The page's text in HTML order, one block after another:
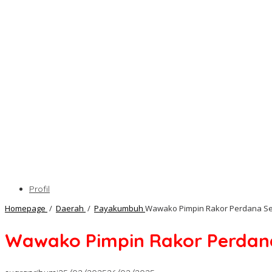
Profil
Homepage / Daerah / Payakumbuh Wawako Pimpin Rakor Perdana
Wawako Pimpin Rakor